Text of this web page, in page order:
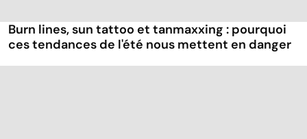
Burn lines, sun tattoo et tanmaxxing : pourquoi
ces tendances de l'été nous mettent en danger